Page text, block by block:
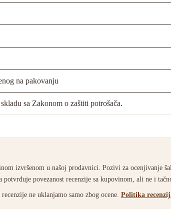
na pakovanju
sa Zakonom o zaštiti potrošača.
izvršenom u našoj prodavnici. Pozivi za ocenjivanje
povezanost recenzije sa kupovinom, ali ne i
ne uklanjamo samo zbog ocene. Politika